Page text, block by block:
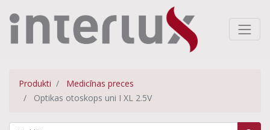
Produkti
Medicīnas preces
Optikas otoskops uni I XL 2.5V